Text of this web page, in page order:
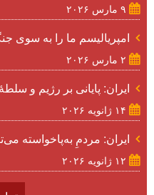
امپریالیسم ما را به سوی
ایران: پایانی بر رژیم و
ایران: مردمِ به‌پاخواسته